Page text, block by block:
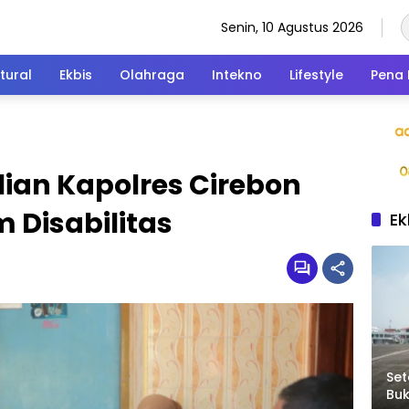
Senin, 10 Agustus 2026
Ekbis Olahraga Intekno Lifestyle Pena
Kapolres Cirebon
Disabilitas